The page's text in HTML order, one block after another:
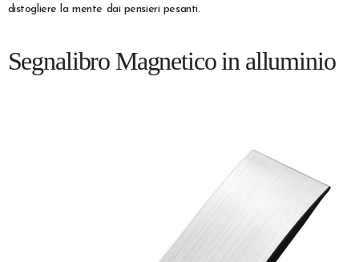
distogliere la mente dai pensieri pesanti.
Segnalibro Magnetico in alluminio